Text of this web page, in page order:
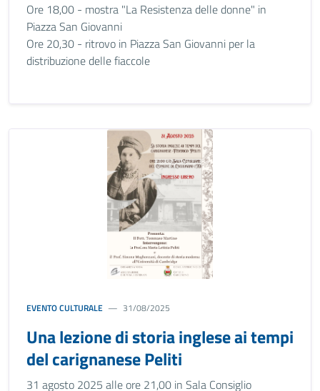
Ore 18,00 - mostra "La Resistenza delle donne" in
Piazza San Giovanni
Ore 20,30 - ritrovo in Piazza San Giovanni per la
distribuzione delle fiaccole
EVENTO CULTURALE 31/08/2025
Una lezione di storia inglese ai tempi
del carignanese Peliti
31 agosto 2025 alle ore 21,00 in Sala Consiglio